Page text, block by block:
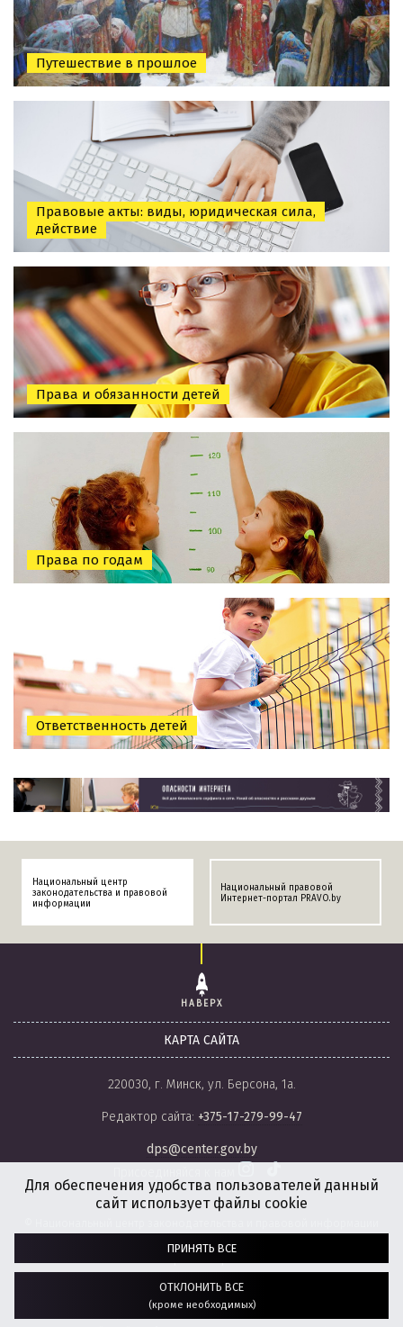
Путешествие в прошлое
Правовые акты: виды, юридическая сила,
действие
Права и обязанности детей
Права по годам
Ответственность детей
Национальный центр
законодательства и правовой
информации
Национальный правовой
Интернет-портал PRAVO.by
НАВЕРХ
КАРТА САЙТА
220030, г. Минск, ул. Берсона, 1а.
Редактор сайта: +375-17-279-99-47
dps@center.gov.by
Республики Беларусь, 2008-2026.
Разработка сайта: агентство
“ГЕНШТАБ”
Для обеспечения удобства пользователей данный
сайт использует файлы cookie
ПРИНЯТЬ ВСЕ
ОТКЛОНИТЬ ВСЕ
(кроме необходимых)